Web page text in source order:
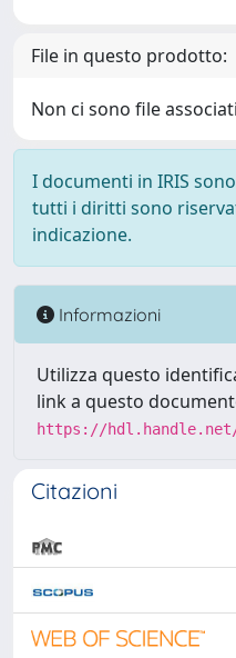
File in questo prodotto:
Non ci sono file
I documenti in IRIS
tutti i diritti sono
indicazione.
Informazioni
Utilizza questo
link a questo
https://hdl.handle.net/
Citazioni